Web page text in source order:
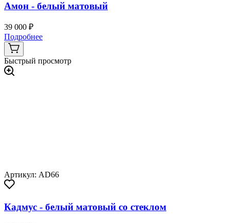
Амон - белый матовый
39 000 ₽
Подробнее
Быстрый просмотр
Артикул: AD66
Кадмус - белый матовый со стеклом